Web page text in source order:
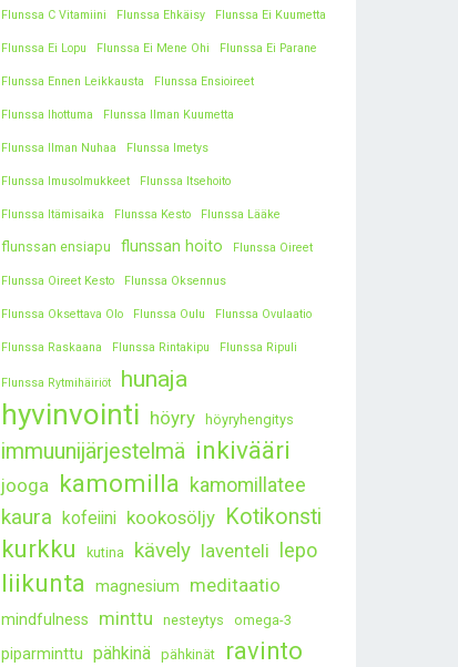
Flunssa C Vitamiini Flunssa Ehkäisy Flunssa Ei Kuumetta
Flunssa Ei Lopu Flunssa Ei Mene Ohi Flunssa Ei Parane
Flunssa Ennen Leikkausta Flunssa Ensioireet
Flunssa Ihottuma Flunssa Ilman Kuumetta
Flunssa Ilman Nuhaa Flunssa Imetys
Flunssa Imusolmukkeet Flunssa Itsehoito
Flunssa Itämisaika Flunssa Kesto Flunssa Lääke
flunssan ensiapu flunssan hoito Flunssa Oireet
Flunssa Oireet Kesto Flunssa Oksennus
Flunssa Oksettava Olo Flunssa Oulu Flunssa Ovulaatio
Flunssa Raskaana Flunssa Rintakipu Flunssa Ripuli
Flunssa Rytmihäiriöt hunaja
hyvinvointi höyry höyryhengitys
immuunijärjestelmä inkivääri
jooga kamomilla kamomillatee
kaura kofeiini kookosöljy Kotikonsti
kurkku kutina kävely laventeli lepo
liikunta magnesium meditaatio
mindfulness minttu nesteytys omega-3
piparminttu pähkinä pähkinät ravinto